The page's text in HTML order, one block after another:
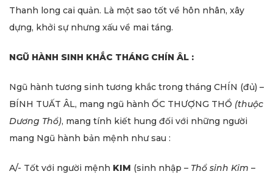
Thanh long cai quản. Là một sao tốt về hôn nhân, xây
dựng, khởi sự nhưng xấu về mai táng.
NGŨ HÀNH SINH KHẮC THÁNG CHÍN ÂL :
Ngũ hành tương sinh tương khắc trong tháng CHÍN (đủ) –
BÍNH TUẤT ÂL, mang ngũ hành ỐC THƯỢNG THỔ (thuộc
Dương Thổ), mang tính kiết hung đối với những người
mang Ngũ hành bản mệnh như sau :
A/- Tốt với người mệnh KIM (sinh nhập – Thổ sinh Kim –